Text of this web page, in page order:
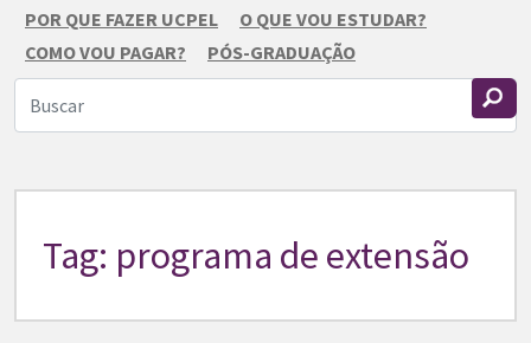
POR QUE FAZER UCPEL
O QUE VOU ESTUDAR?
COMO VOU PAGAR?
PÓS-GRADUAÇÃO
Tag: programa de extensão